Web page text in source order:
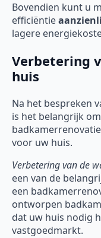
Bovendien kunt u
efficiëntie
lagere
Verbetering
huis
Na het bespreken
is het belangrijk
voor uw huis.
Verbetering van de
een van de
een
ontworpen
dat uw huis nodig
vastgoedmarkt.